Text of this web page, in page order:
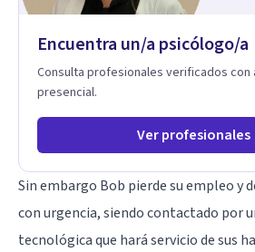
Encuentra un/a psicólogo/a
Consulta profesionales verificados con
presencial.
Ver profesionales
Sin embargo Bob pierde su empleo y
con urgencia, siendo contactado por
tecnológica que hará servicio de sus